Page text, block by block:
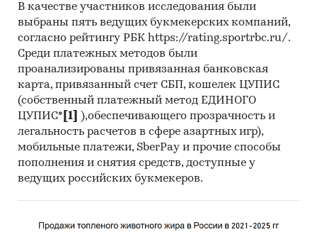
В качестве участников исследования были
выбраны пять ведущих букмекерских компаний,
согласно рейтингу РБК https://rating.sportrbc.ru/.
Среди платежных методов были
проанализированы привязанная банковская
карта, привязанный счет СБП, кошелек ЦУПИС
(собственный платежный метод ЕДИНОГО
ЦУПИС* [1]
),обеспечивающего прозрачность и
легальность расчетов в сфере азартных игр),
мобильные платежи, SberPay и прочие способы
пополнения и снятия средств, доступные у
ведущих российских букмекеров.